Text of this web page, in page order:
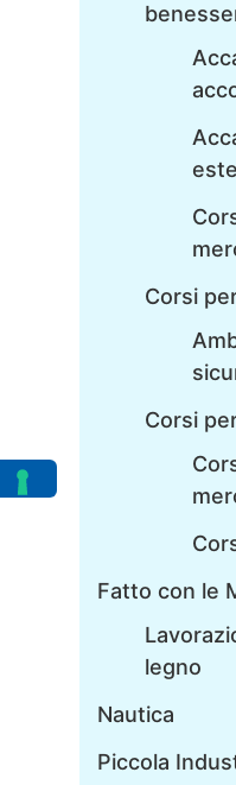
Corsi
Corsi
Fatto con le
legno
Nautica
Piccola